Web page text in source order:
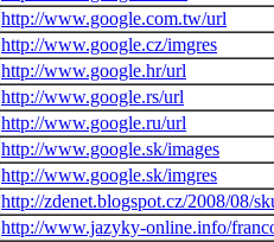
http://www.google.com.tw/url
http://www.google.cz/imgres
http://www.google.hr/url
http://www.google.rs/url
http://www.google.ru/url
http://www.google.sk/images
http://www.google.sk/imgres
http://zdenet.blogspot.cz/2008/08/
http://www.jazyky-online.info/